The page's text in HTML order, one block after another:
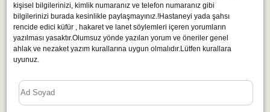
kişisel bilgilerinizi, kimlik numaranız ve telefon numaranız gibi
bilgilerinizi burada kesinlikle paylaşmayınız.!Hastaneyi yada şahsı
rencide edici küfür , hakaret ve lanet söylemleri içeren yorumların
yazılması yasaktır.Olumsuz yönde yazılan yorum ve öneriler genel
ahlak ve nezaket yazım kurallarına uygun olmalıdır.Lütfen kurallara
uyunuz.